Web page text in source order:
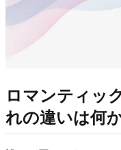
ロマンティッ
れの違いは何